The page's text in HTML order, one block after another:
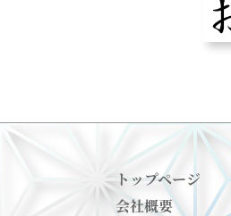
トップページ
会社概要